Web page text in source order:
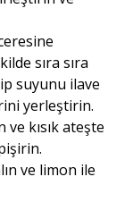
sıra sıra
suyunu ilave
yerleştirin.
kısık ateşte
ve limon ile